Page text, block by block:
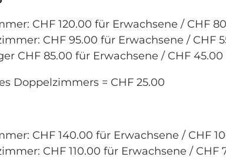
CHF 120.00 für Erwachsene / CHF
CHF 95.00 für Erwachsene / CHF
CHF 85.00 für Erwachsene / CHF
Doppelzimmers = CHF 25.00
CHF 140.00 für Erwachsene / CHF
CHF 110.00 für Erwachsene / CHF